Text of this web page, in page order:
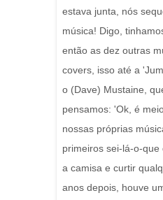
estava junta, nós
música! Digo,
então as dez outras
covers, isso até a
o (Dave) Mustaine,
pensamos: 'Ok, é
nossas próprias
primeiros sei-lá-o-
a camisa e curtir
anos depois, houve